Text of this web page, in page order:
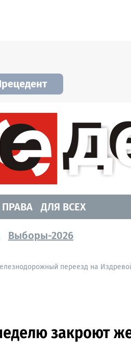
ДЛЯ ВСЕХ
Выборы-2026
переезд на
закроют